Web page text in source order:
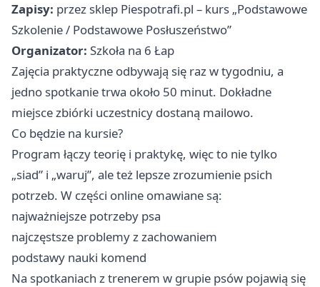
Zapisy: przez sklep Piespotrafi.pl – kurs „Podstawowe
Szkolenie / Podstawowe Posłuszeństwo”
Organizator: Szkoła na 6 Łap
Zajęcia praktyczne odbywają się raz w tygodniu, a
jedno spotkanie trwa około 50 minut. Dokładne
miejsce zbiórki uczestnicy dostaną mailowo.
Co będzie na kursie?
Program łączy teorię i praktykę, więc to nie tylko
„siad” i „waruj”, ale też lepsze zrozumienie psich
potrzeb. W części online omawiane są:
najważniejsze potrzeby psa
najczęstsze problemy z zachowaniem
podstawy nauki komend
Na spotkaniach z trenerem w grupie psów pojawią się